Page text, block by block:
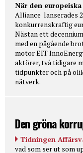
När den
Alliance lanserades
konkurrenskraftig
Nästan ett
med en pågående
motor EIT
aktörer, två tidigare
tidpunkter och på
nätverk.
Den gröna
Tidningen
vad som ser ut som